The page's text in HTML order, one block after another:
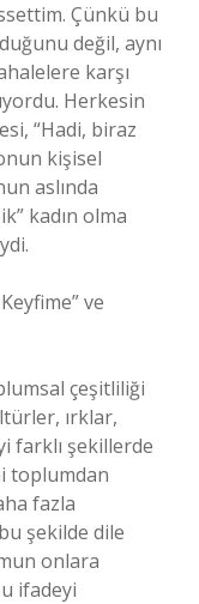
Çünkü bu
değil, aynı
karşı
Herkesin
“Hadi, biraz
kişisel
aslında
kadın olma
ve
çeşitliliği
ırklar,
farklı şekillerde
toplumdan
fazla
şekilde dile
onlara
ifadeyi